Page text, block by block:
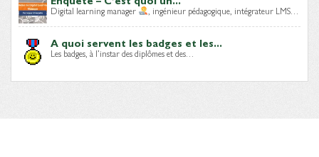
Digital learning manager , ingénieur pédagogique, intégrateur LMS…
A quoi servent les badges et les...
Les badges, à l’instar des diplômes et des…